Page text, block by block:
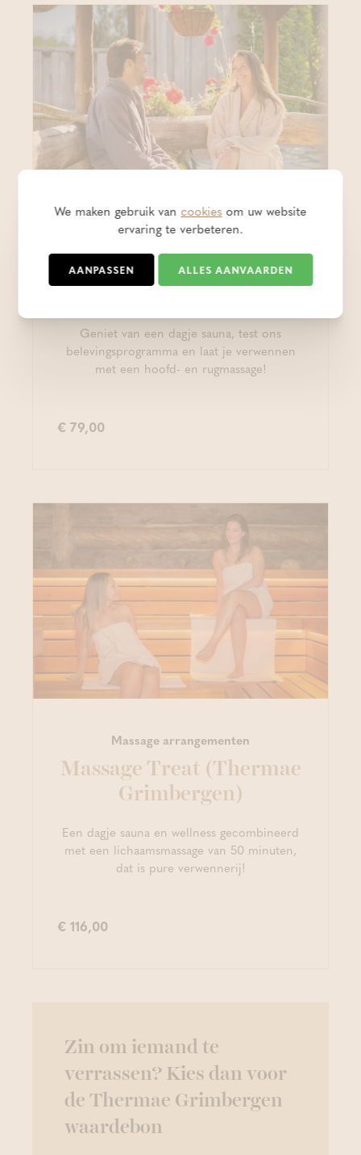
Massage arrangementen
Head & Back Release
Geniet van een dagje sauna, test ons
belevingsprogramma en laat je verwennen
met een hoofd- en rugmassage!
€ 79,00
Massage arrangementen
Massage Treat (Thermae
Grimbergen)
Een dagje sauna en wellness gecombineerd
met een lichaamsmassage van 50 minuten,
dat is pure verwennerij!
€ 116,00
Zin om iemand te
verrassen? Kies dan voor
de Thermae Grimbergen
waardebon
We maken gebruik vancookiesom uw website
ervaring te verbeteren.
AANPASSEN ALLES AANVAARDEN